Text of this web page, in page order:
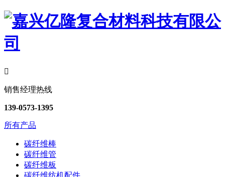

销售经理热线
139-0573-1395
所有产品
碳纤维棒
碳纤维管
碳纤维板
碳纤维纺机配件